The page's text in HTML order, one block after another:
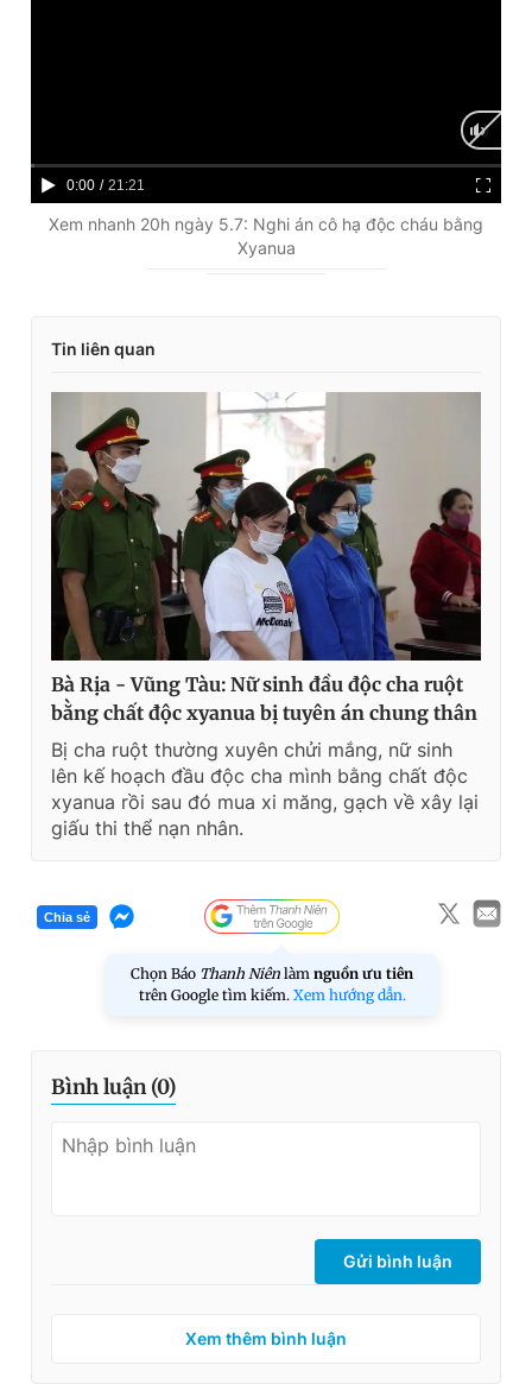
C
u
i
m
0:00 / D
u
n
21:21
Xem nhanh 20h ngày 5.7: Nghi án cô hạ độc cháu bằng
Xyanua
Tin liên quan
Bà Rịa - Vũng Tàu: Nữ sinh đầu độc cha ruột
bằng chất độc xyanua bị tuyên án chung thân
Bị cha ruột thường xuyên chửi mắng, nữ sinh
lên kế hoạch đầu độc cha mình bằng chất độc
xyanua rồi sau đó mua xi măng, gạch về xây lại
giấu thi thể nạn nhân.
Chia sẻ
Chọn Báo Thanh Niên làm nguồn ưu tiên
trên Google tìm kiếm. Xem hướng dẫn.
Bình luận (0)
Gửi bình luận
Xem thêm bình luận